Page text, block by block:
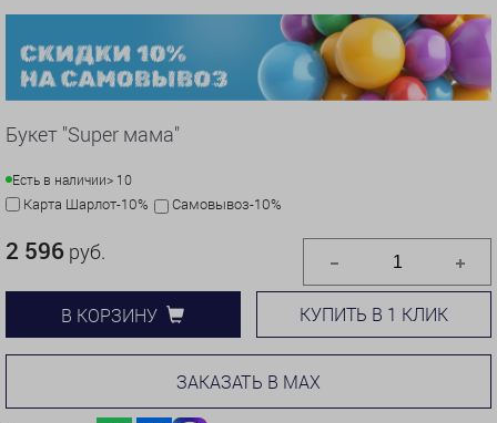
Букет "Super мама"
Есть в наличии> 10
Карта Шарлот-10% Самовывоз-10%
2 596 руб.
В КОРЗИНУ КУПИТЬ В 1 КЛИК
ЗАКАЗАТЬ В MAX